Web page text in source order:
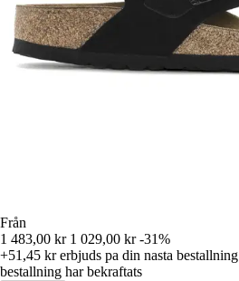
Från
1 483,00 kr 1 029,00 kr -31%
+51,45 krerbjuds pa din nasta bestallning
bestallning har bekraftats